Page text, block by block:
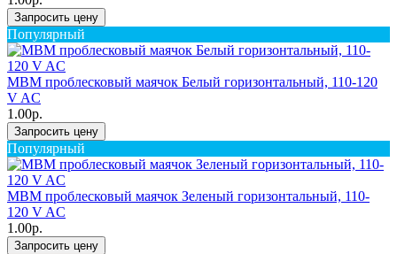
Запросить цену
Популярный
MBM проблесковый маячок Белый горизонтальный, 110-120
V AC
1.00р.
Запросить цену
Популярный
MBM проблесковый маячок Зеленый горизонтальный, 110-
120 V AC
1.00р.
Запросить цену